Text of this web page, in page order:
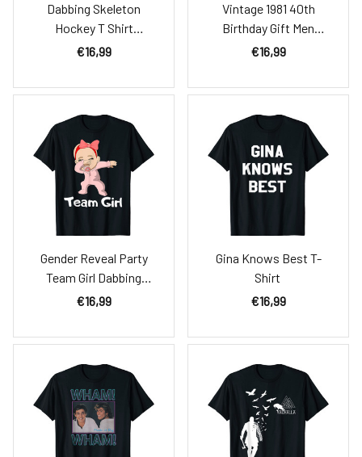
Dabbing Skeleton
Hockey T Shirt
Halloween Kids Boys
€16,99
Vintage 1981 40th
Birthday Gift Men
Women 40 Years Old
€16,99
Gender Reveal Party
Team Girl Dabbing
Baby T-Shirt
€16,99
Gina Knows Best T-
Shirt
€16,99